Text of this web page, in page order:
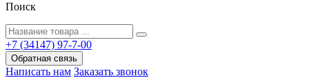
Поиск
+7 (34147) 97-7-00
Обратная связь
Написать нам Заказать звонок